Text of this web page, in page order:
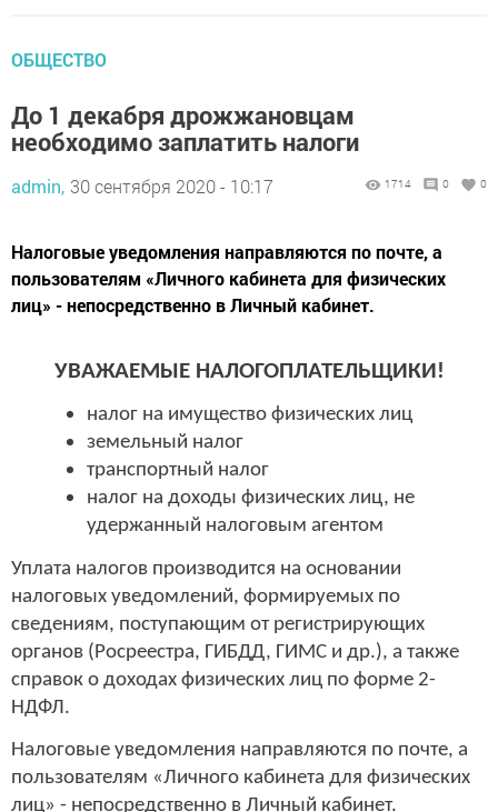
ОБЩЕСТВО
До 1 декабря дрожжановцам
необходимо заплатить налоги
admin, 30 сентября 2020 - 10:17 1714 0 0
Налоговые уведомления направляются по почте, а
пользователям «Личного кабинета для физических
лиц» - непосредственно в Личный кабинет.
УВАЖАЕМЫЕ НАЛОГОПЛАТЕЛЬЩИКИ!
налог на имущество физических лиц
земельный налог
транспортный налог
налог на доходы физических лиц, не
удержанный налоговым агентом
Уплата налогов производится на основании
налоговых уведомлений, формируемых по
сведениям, поступающим от регистрирующих
органов (Росреестра, ГИБДД, ГИМС и др.), а также
справок о доходах физических лиц по форме 2-
НДФЛ.
Налоговые уведомления направляются по почте, а
пользователям «Личного кабинета для физических
лиц» - непосредственно в Личный кабинет.